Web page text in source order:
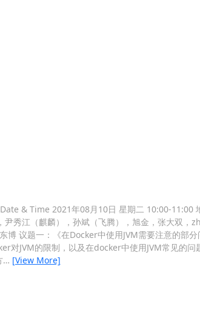
& Time 2021年08月10日 星期二 10:00-11:00
尹秀江（麒麟），孙斌（飞腾），旭金，张大双
议题一：《在Docker中使用JVM需要注意的部
对JVM的限制，以及在docker中使用JVM常见的
… [View More]